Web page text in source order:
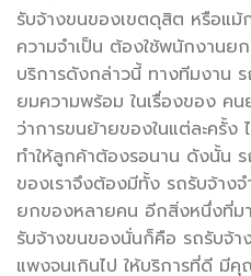
รับจ้างขนของเขตดุสิต หรือแม้
ความจำเป็น ต้องใช้พนักงานย
บริการดังกล่าวนี้ ทางทีมงาน ร
ยมความพร้อม ในเรื่องของ ค
ว่าการขนย้ายของในแต่ละครั้ง
ทำให้ลูกค้าต้องรอนาน ดังนั้น
ของเราจึงต้องมีทั้ง รถรับจ้าง
ยกของหลายคน อีกสิ่งหนึ่งที่ม
รับจ้างขนของนั่นก็คือ รถรับจ้า
แพงจนเกินไป ให้บริการที่ดี มี